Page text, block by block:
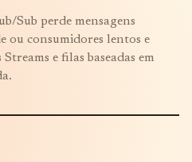
Sub perde mensagens
ou consumidores lentos e
e filas baseadas em